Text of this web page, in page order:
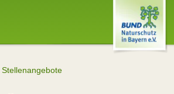
Stellenangebote